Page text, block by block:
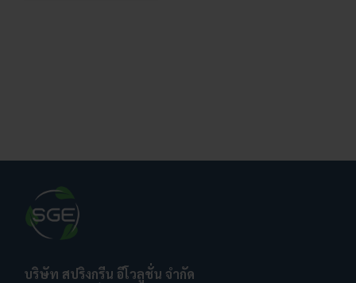
บริษัท สปริงกรีน อีโวลูชั่น จำกัด